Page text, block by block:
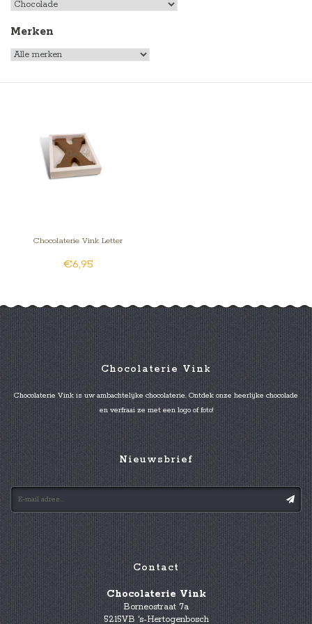
Merken
Chocolaterie Vink Letter
€6,95
Chocolaterie Vink
Chocolaterie Vink is uw ambachtelijke chocolaterie. Ontdek onze heerlijke chocolade
en verfraai ze met een logo of foto!
Nieuwsbrief
Contact
Chocolaterie Vink
Borneostraat 7a
5215VB 's-Hertogenbosch